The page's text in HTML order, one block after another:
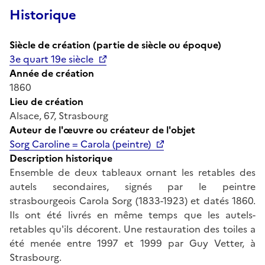
Historique
Siècle de création (partie de siècle ou époque)
3e quart 19e siècle
Année de création
1860
Lieu de création
Alsace, 67, Strasbourg
Auteur de l'œuvre ou créateur de l'objet
Sorg Caroline = Carola (peintre)
Description historique
Ensemble de deux tableaux ornant les retables des
autels secondaires, signés par le peintre
strasbourgeois Carola Sorg (1833-1923) et datés 1860.
Ils ont été livrés en même temps que les autels-
retables qu'ils décorent. Une restauration des toiles a
été menée entre 1997 et 1999 par Guy Vetter, à
Strasbourg.